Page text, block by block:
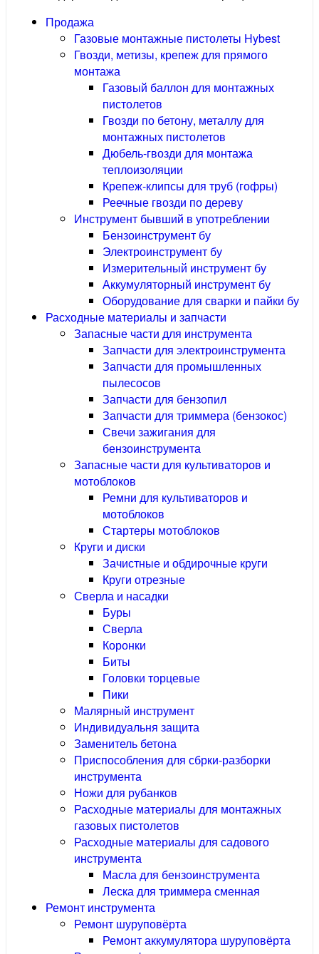
Продажа
Газовые монтажные пистолеты Hybest
Гвозди, метизы, крепеж для прямого
монтажа
Газовый баллон для монтажных
пистолетов
Гвозди по бетону, металлу для
монтажных пистолетов
Дюбель-гвозди для монтажа
теплоизоляции
Крепеж-клипсы для труб (гофры)
Реечные гвозди по дереву
Инструмент бывший в употреблении
Бензоинструмент бу
Электроинструмент бу
Измерительный инструмент бу
Аккумуляторный инструмент бу
Оборудование для сварки и пайки бу
Расходные материалы и запчасти
Запасные части для инструмента
Запчасти для электроинструмента
Запчасти для промышленных
пылесосов
Запчасти для бензопил
Запчасти для триммера (бензокос)
Свечи зажигания для
бензоинструмента
Запасные части для культиваторов и
мотоблоков
Ремни для культиваторов и
мотоблоков
Стартеры мотоблоков
Круги и диски
Зачистные и обдирочные круги
Круги отрезные
Сверла и насадки
Буры
Сверла
Коронки
Биты
Головки торцевые
Пики
Малярный инструмент
Индивидуальня защита
Заменитель бетона
Приспособления для сбрки-разборки
инструмента
Ножи для рубанков
Расходные материалы для монтажных
газовых пистолетов
Расходные материалы для садового
инструмента
Масла для бензоинструмента
Леска для триммера сменная
Ремонт инструмента
Ремонт шуруповёрта
Ремонт аккумулятора шуруповёрта